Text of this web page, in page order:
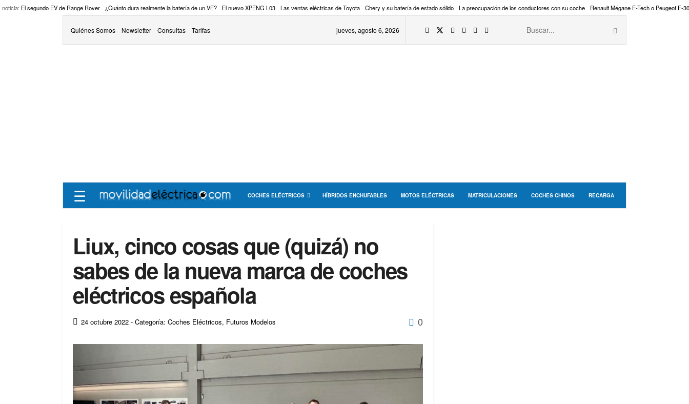
noticia: El segundo EV de Range Rover ¿Cuánto dura realmente la batería de un VE? El nuevo XPENG L03 Las ventas eléctricas de Toyota Chery y su batería de estado sólido La preocupación de los conductores con su coche Renault Mégane E-Tech o Peugeot E-
Quiénes Somos Newsletter Consultas Tarifas jueves, agosto 6, 2026
☰ COCHES ELÉCTRICOS HÍBRIDOS ENCHUFABLES MOTOS ELÉCTRICAS MATRICULACIONES COCHES CHINOS RECARGA
Liux, cinco cosas que (quizá) no
sabes de la nueva marca de coches
eléctricos española
24 octubre 2022 - Categoría: Coches Eléctricos, Futuros Modelos 0